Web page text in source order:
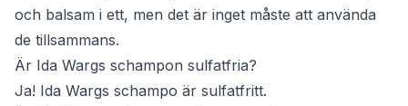
och balsam i ett, men det är inget måste att använda
de tillsammans.
Är Ida Wargs schampon sulfatfria?
Ja! Ida Wargs schampo är sulfatfritt.